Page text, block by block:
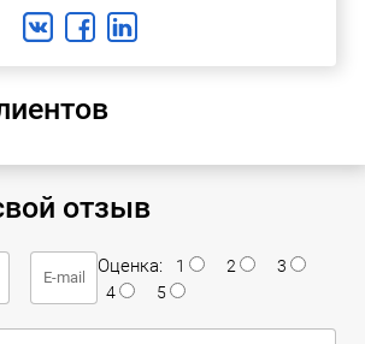
отзыв
Оценка: 1 2
3
4
5